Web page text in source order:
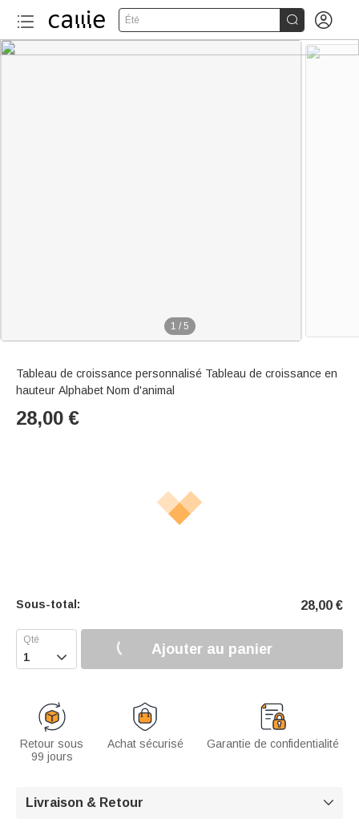
Été  
1 / 5
Tableau de croissance personnalisé Tableau de croissance en
hauteur Alphabet Nom d'animal
28,00 €
Sous-total: 28,00 €
 Ajouter au panier
Retour sous
99 jours
Achat sécurisé Garantie de confidentialité
Livraison & Retour 